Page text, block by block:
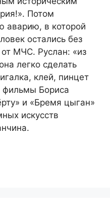
Потом
аварию, в которой
остались без
МЧС. Руслан: «из
легко сделать
клей, пинцет
фильмы Бориса
и «Бремя цыган»
искусств